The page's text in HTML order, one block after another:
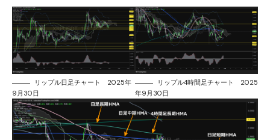
リップル日足チャート 2025年
9月30日
リップル4時間足チャート 2025
年9月30日